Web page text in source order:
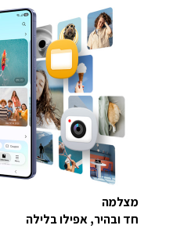
מצלמה
חד ובהיר, אפילו בלילה